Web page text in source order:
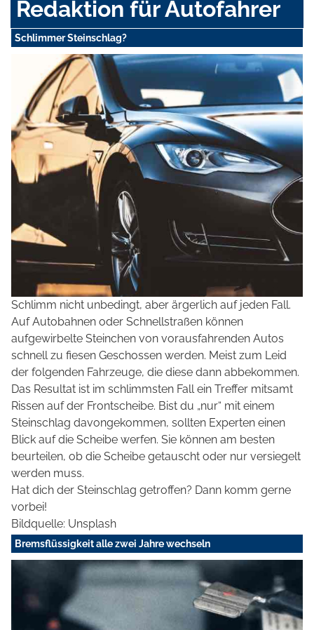
Redaktion für Autofahrer
Schlimmer Steinschlag?
Schlimm nicht unbedingt, aber ärgerlich auf jeden Fall.
Auf Autobahnen oder Schnellstraßen können
aufgewirbelte Steinchen von vorausfahrenden Autos
schnell zu fiesen Geschossen werden. Meist zum Leid
der folgenden Fahrzeuge, die diese dann abbekommen.
Das Resultat ist im schlimmsten Fall ein Treffer mitsamt
Rissen auf der Frontscheibe. Bist du „nur“ mit einem
Steinschlag davongekommen, sollten Experten einen
Blick auf die Scheibe werfen. Sie können am besten
beurteilen, ob die Scheibe getauscht oder nur versiegelt
werden muss.
Hat dich der Steinschlag getroffen? Dann komm gerne
vorbei!
Bildquelle: Unsplash
Bremsflüssigkeit alle zwei Jahre wechseln